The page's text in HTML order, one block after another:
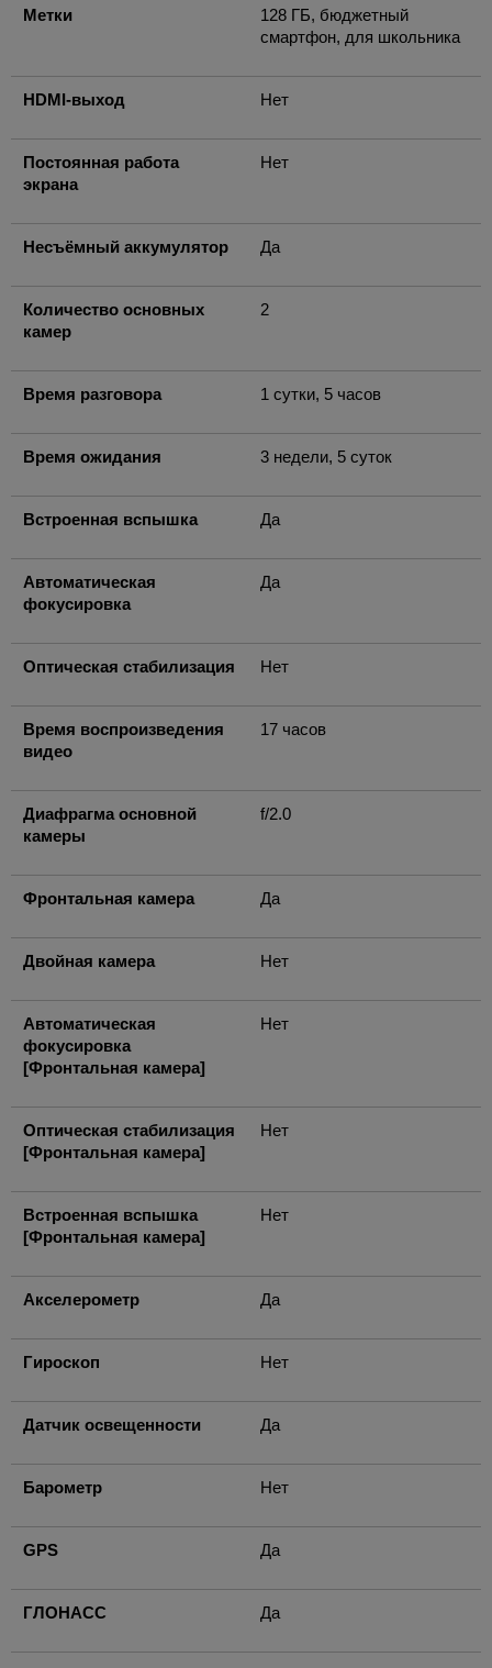
Метки
128 ГБ, бюджетный
смартфон, для школьника
HDMI-выход Нет
Постоянная работа
экрана
Нет
Несъёмный аккумулятор Да
Количество основных
камер
2
Время разговора 1 сутки, 5 часов
Время ожидания 3 недели, 5 суток
Встроенная вспышка Да
Автоматическая
фокусировка
Да
Оптическая стабилизация Нет
Время воспроизведения
видео
17 часов
Диафрагма основной
камеры
f/2.0
Фронтальная камера Да
Двойная камера Нет
Автоматическая
фокусировка
[Фронтальная камера]
Нет
Оптическая стабилизация
[Фронтальная камера]
Нет
Встроенная вспышка
[Фронтальная камера]
Нет
Акселерометр Да
Гироскоп Нет
Датчик освещенности Да
Барометр Нет
GPS Да
ГЛОНАСС Да